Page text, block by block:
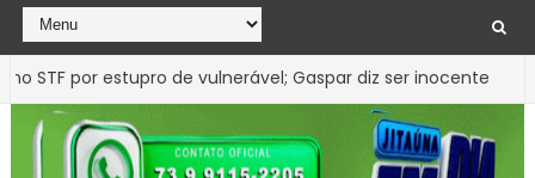
estupro de vulnerável; Gaspar diz ser inocente EDUCAÇÃO